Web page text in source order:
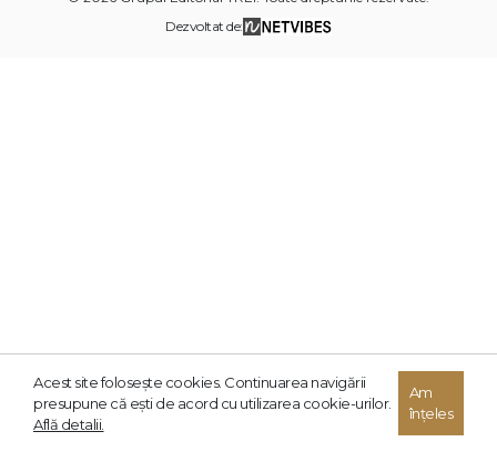
Dezvoltat de:
Acest site foloseşte cookies. Continuarea navigării
presupune că eşti de acord cu utilizarea cookie-urilor.
Află detalii.
Am
înțeles